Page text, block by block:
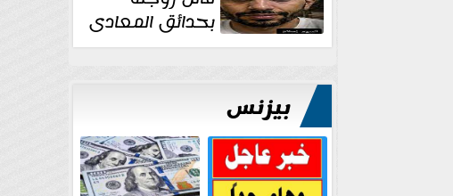
بحدائق المعادى
١٥ يوم أخرى
بيزنس